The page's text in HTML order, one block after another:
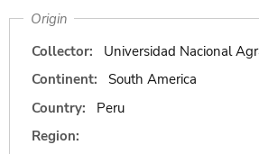
Origin
Collector:
Universidad Nacional
Continent:
South America
Country:
Peru
Region: